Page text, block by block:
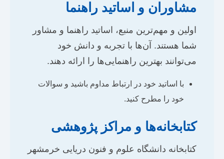
مشاوران و اساتید راهنما
اولین و مهم‌ترین منبع، اساتید راهنما و مشاور
شما هستند. آن‌ها با تجربه و دانش خود
می‌توانند بهترین راهنمایی‌ها را ارائه دهند.
با اساتید خود در ارتباط مداوم باشید و سوالات
خود را مطرح کنید.
کتابخانه‌ها و مراکز پژوهشی
کتابخانه دانشگاه علوم و فنون دریایی خرمشهر